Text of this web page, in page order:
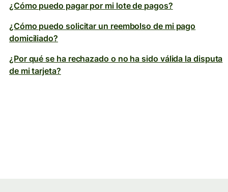
¿Cómo puedo pagar por mi lote de pagos?
¿Cómo puedo solicitar un reembolso de mi pago
domiciliado?
¿Por qué se ha rechazado o no ha sido válida la disputa
de mi tarjeta?